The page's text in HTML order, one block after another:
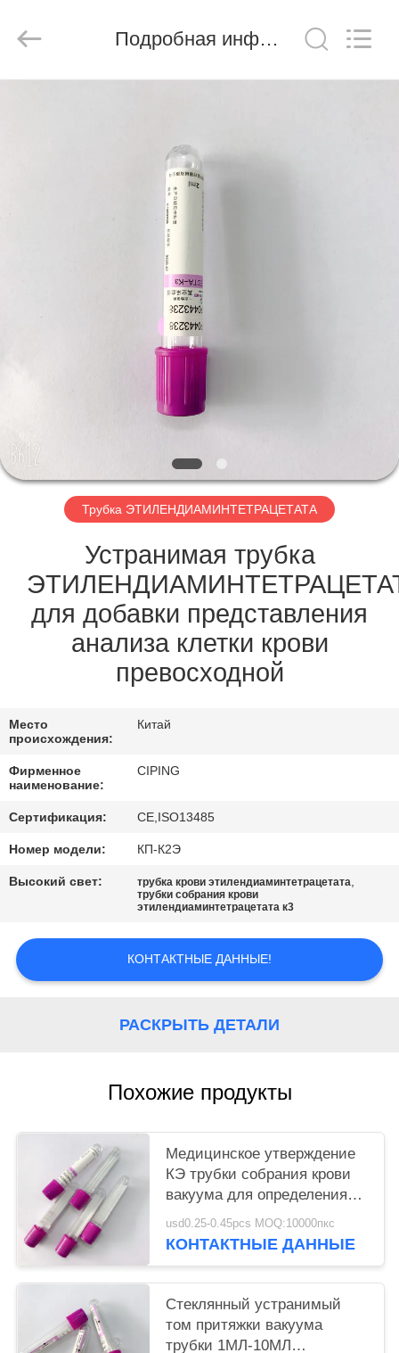
О
ПУТЕШЕСТВИЕ
ФАБРИКИ
СВЯЖИТЕСЬ
МЫ
СПРОСИТЕ
ЦИТАТУ
КАРТА
PRIVACY
POLICY
Co.,
Reserved.
Подробная информация о продукте
Трубка ЭТИЛЕНДИАМИНТЕТРАЦЕТАТА
Устранимая трубка
для добавки представления
анализа клетки крови
превосходной
Место
происхождения:
Китай
Фирменное
наименование:
CIPING
Сертификация: CE,ISO13485
Номер модели: КП-К2Э
Высокий свет: трубка крови этилендиаминтетрацетата,
трубки собрания крови
этилендиаминтетрацетата к3
КОНТАКТНЫЕ ДАННЫЕ!
РАСКРЫТЬ ДЕТАЛИ
Похожие продукты
Медицинское утверждение
КЭ трубки собрания крови
вакуума для определения
Г-6-ПД
usd0.25-0.45pcs MOQ:10000пкс
КОНТАКТНЫЕ ДАННЫЕ
Стеклянный устранимый
том притяжки вакуума
трубки 1МЛ-10МЛ